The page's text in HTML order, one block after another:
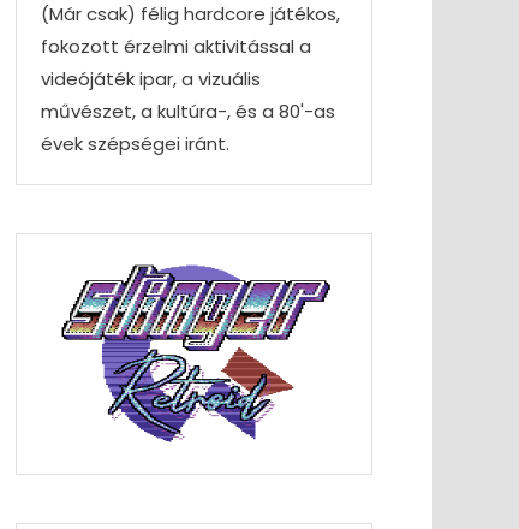
(Már csak) félig hardcore játékos,
fokozott érzelmi aktivitással a
videójáték ipar, a vizuális
művészet, a kultúra-, és a 80'-as
évek szépségei iránt.